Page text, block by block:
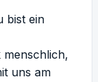
bist ein
menschlich,
uns am